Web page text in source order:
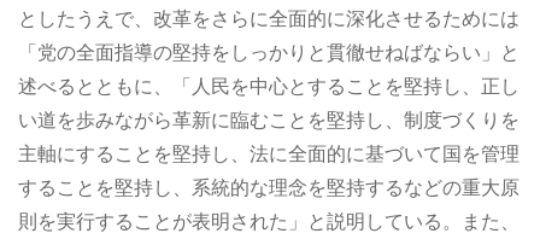
としたうえで、改革をさらに全面的に深化させるためには
「党の全面指導の堅持をしっかりと貫徹せねばならい」と
述べるとともに、「人民を中心とすることを堅持し、正し
い道を歩みながら革新に臨むことを堅持し、制度づくりを
主軸にすることを堅持し、法に全面的に基づいて国を管理
することを堅持し、系統的な理念を堅持するなどの重大原
則を実行することが表明された」と説明している。また、